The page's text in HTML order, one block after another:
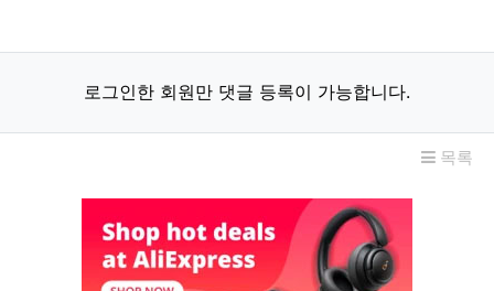
로그인한 회원만 댓글 등록이 가능합니다.
목록